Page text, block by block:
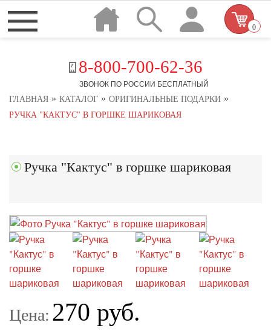
8-800-700-62-36
ЗВОНОК ПО РОССИИ БЕСПЛАТНЫЙ
0
ГЛАВНАЯ » КАТАЛОГ » ОРИГИНАЛЬНЫЕ ПОДАРКИ »
РУЧКА "КАКТУС" В ГОРШКЕ ШАРИКОВАЯ
Ручка "Кактус" в горшке шариковая
Цена: 270 руб.